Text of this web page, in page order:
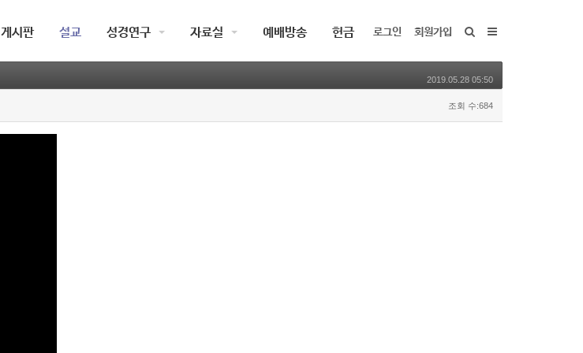
게시판 설교 성경연구 자료실 예배방송 헌금 로그인 회원가입
2019.05.28 05:50
조회 수:684